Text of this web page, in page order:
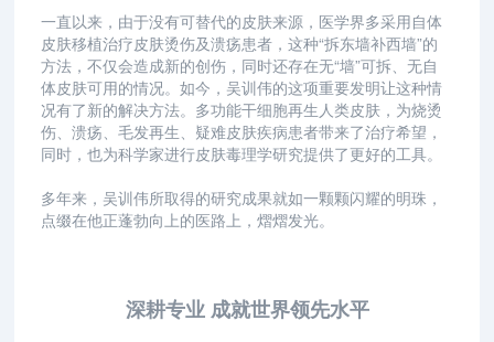
一直以来，由于没有可替代的皮肤来源，医学界多采用自体
皮肤移植治疗皮肤烫伤及溃疡患者，这种“拆东墙补西墙”的
方法，不仅会造成新的创伤，同时还存在无“墙”可拆、无自
体皮肤可用的情况。如今，吴训伟的这项重要发明让这种情
况有了新的解决方法。多功能干细胞再生人类皮肤，为烧烫
伤、溃疡、毛发再生、疑难皮肤疾病患者带来了治疗希望，
同时，也为科学家进行皮肤毒理学研究提供了更好的工具。
多年来，吴训伟所取得的研究成果就如一颗颗闪耀的明珠，
点缀在他正蓬勃向上的医路上，熠熠发光。
深耕专业 成就世界领先水平